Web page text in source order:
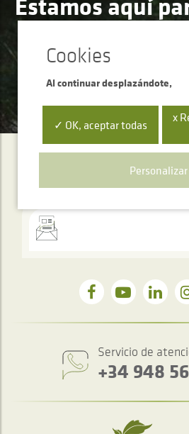
Servicio de
+34 948
Al continuar desplazándote,
✓ OK, aceptar todas
x
Personalizar